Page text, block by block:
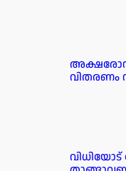
വിതരണം